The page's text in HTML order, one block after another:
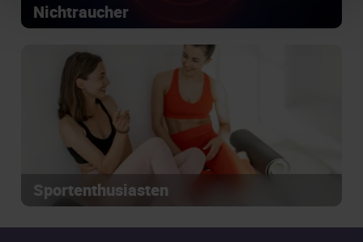
Nichtraucher
Sportenthusiasten